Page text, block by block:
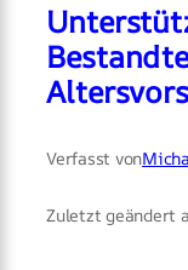
Verfasst von
Zuletzt geändert